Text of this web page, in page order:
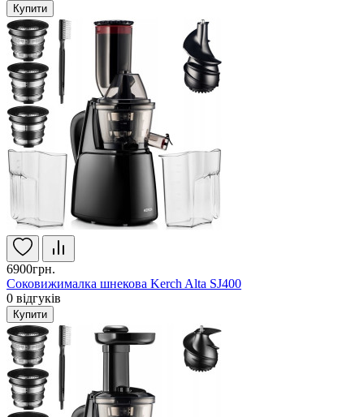
Купити
6900грн.
Соковижималка шнекова Kerch Alta SJ400
0 відгуків
Купити